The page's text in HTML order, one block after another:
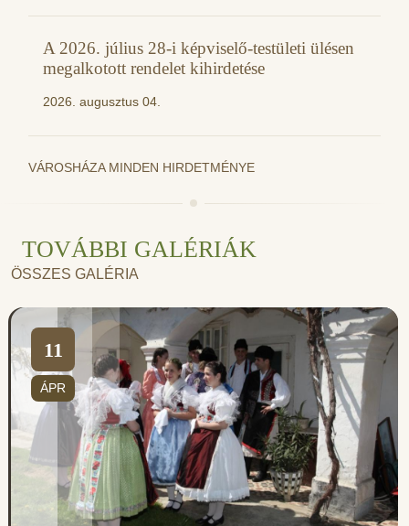
A 2026. július 28-i képviselő-testületi ülésen
megalkotott rendelet kihirdetése
2026. augusztus 04.
VÁROSHÁZA MINDEN HIRDETMÉNYE
TOVÁBBI GALÉRIÁK
ÖSSZES GALÉRIA
11
ÁPR